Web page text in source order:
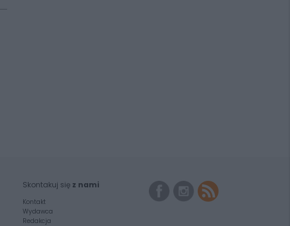
Skontakuj się z nami
Kontakt
Wydawca
Redakcja